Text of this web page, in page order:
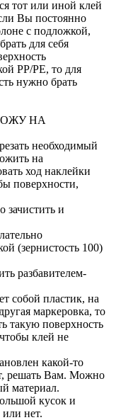
тот или иной клей
Вы постоянно
с подложкой,
для себя
PP/PE, то для
нужно брать
НА
необходимый
на
ход наклейки
поверхности,
зачистить и
(зернистость 100)
разбавителем-
собой пластик, на
маркеровка, то
такую поверхность
клей не
какой-то
решать Вам. Можно
материал.
кусок и
нет.